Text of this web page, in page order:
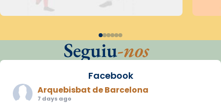
Seguiu-nos
Facebook
Arquebisbat de Barcelona
7 days ago